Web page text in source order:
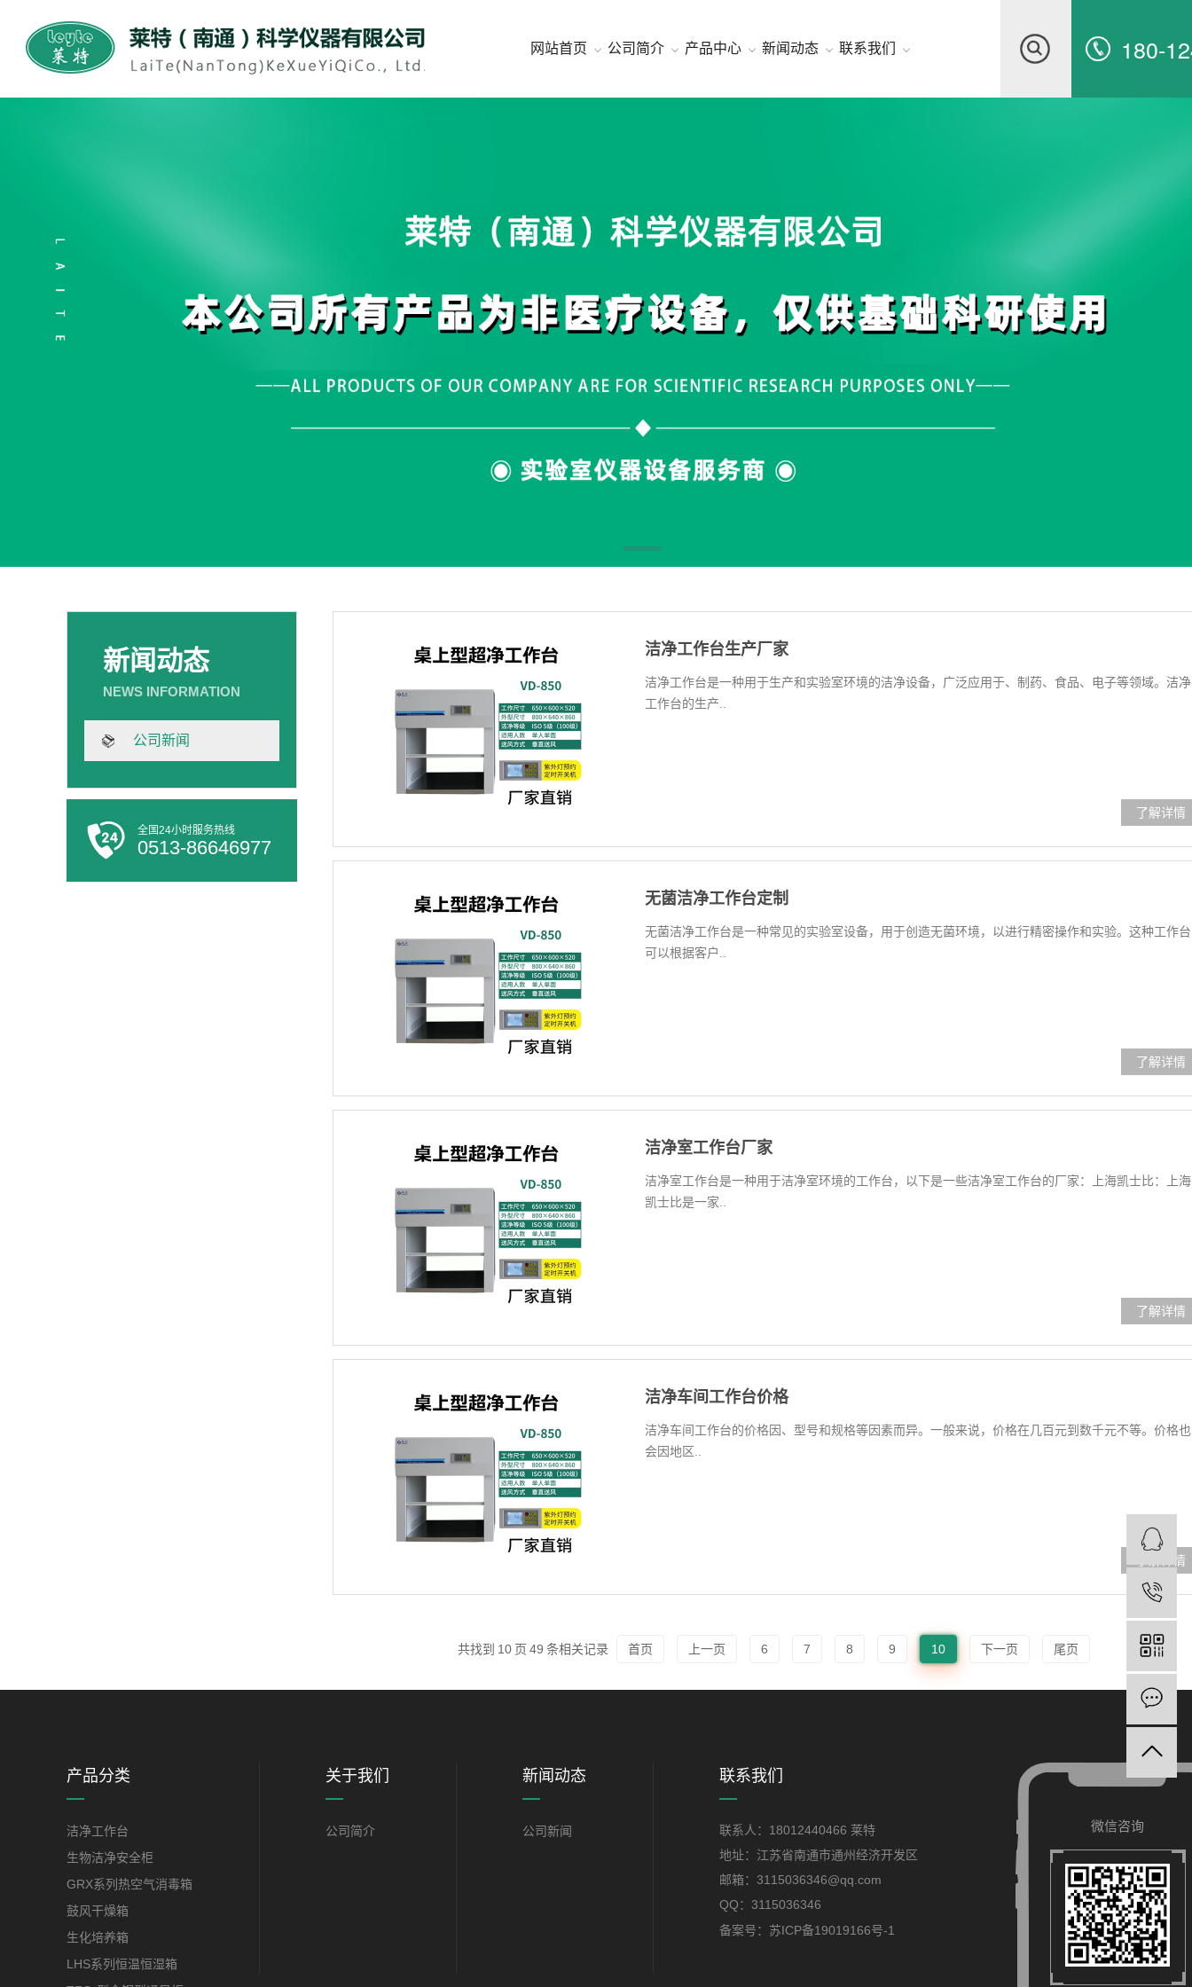
网站首页 公司简介 产品中心 新闻动态 联系我们 180-
新闻动态
公司新闻
全国24小时服务热线
0513-86646977
洁净工作台生产厂家
洁净工作台是一种用于生产和实验室环境的洁净设备，广泛应用于、制药、食品、电子等领域。洁净
工作台的生产..
无菌洁净工作台定制
无菌洁净工作台是一种常见的实验室设备，用于创造无菌环境，以进行精密操作和实验。这种工作台
可以根据客户..
洁净室工作台厂家
洁净室工作台是一种用于洁净室环境的工作台，以下是一些洁净室工作台的厂家：上海凯士比：上海
凯士比是一家..
洁净车间工作台价格
洁净车间工作台的价格因、型号和规格等因素而异。一般来说，价格在几百元到数千元不等。价格也
会因地区..
共找到 10 页 49 条相关记录 首页 上一页 6 7 8 9 10 下一页 尾页
电
产品分类
洁净工作台
生物洁净安全柜
GRX系列热空气消毒箱
鼓风干燥箱
生化培养箱
LHS系列恒温恒湿箱
关于我们
公司简介
新闻动态
公司新闻
联系我们
联系人：18012440466 莱特
地址：江苏省南通市通州经济开发区
邮箱：3115036346@qq.com
QQ：3115036346
备案号：苏ICP备19019166号-1
微信咨询
电